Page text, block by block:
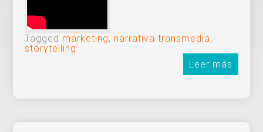
Tagged marketing, narrativa transmedia,
storytelling
Leer más